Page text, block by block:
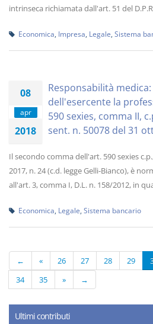
intrinseca richiamata dall'art. 51 del
Economica Impresa Legale Sistema
08
apr
2018
Responsabilità
dell'esercente la
590 sexies, comma II,
sent. n. 50078 del 31
Il secondo comma dell'art. 590 sexies
2017, n. 24 (c.d. legge Gelli-Bianco), è
all'art. 3, comma I, D.L. n. 158/2012, in
Economica Legale Sistema bancario
← « 26 27 28 29
34
35 » →
Ultimi contributi